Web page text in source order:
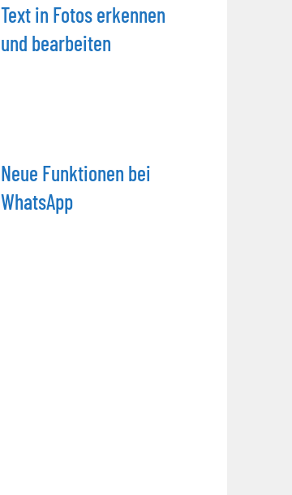
Text in Fotos erkennen
und bearbeiten
Neue Funktionen bei
WhatsApp